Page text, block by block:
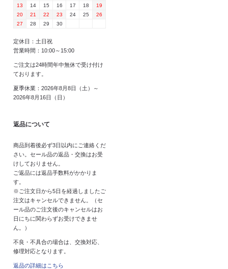
13
14 15 16 17 18
19
20
21 22 23 24 25
26
27
28 29 30
定休日：土日祝
営業時間：10:00～15:00
ご注文は24時間年中無休で受け付け
ております。
夏季休業：2026年8月8日（土）～
2026年8月16日（日）
返品について
商品到着後必ず3日以内にご連絡くだ
さい。セール品の返品・交換はお受
けしておりません。
ご返品には返品手数料がかかりま
す。
※ご注文日から5日を経過しましたご
注文はキャンセルできません。（セ
ール品のご注文後のキャンセルはお
日にちに関わらずお受けできませ
ん。）
不良・不具合の場合は、交換対応、
修理対応となります。
返品の詳細はこちら